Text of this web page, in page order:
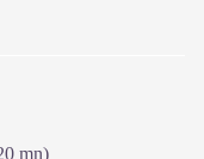
et d'animation ainsi
mn)